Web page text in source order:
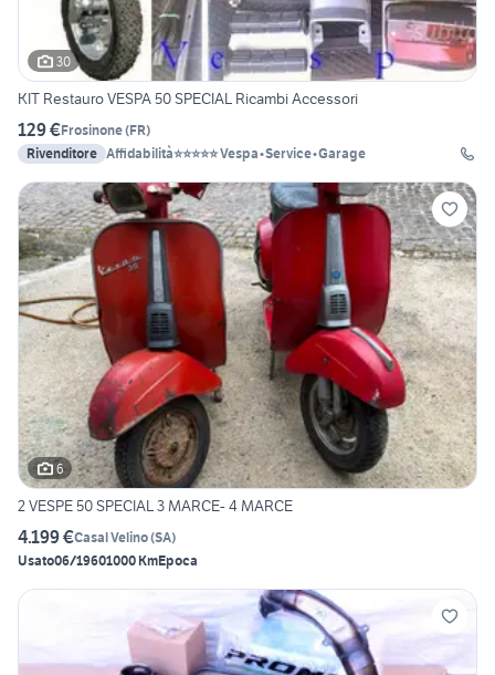
30
KIT Restauro VESPA 50 SPECIAL Ricambi Accessori
129 €Frosinone(FR)
Rivenditore Affidabilità⭐⭐⭐⭐⭐ Vespa•Service•Garage
6
2 VESPE 50 SPECIAL 3 MARCE- 4 MARCE
4.199 €Casal Velino(SA)
Usato06/19601000 KmEpoca